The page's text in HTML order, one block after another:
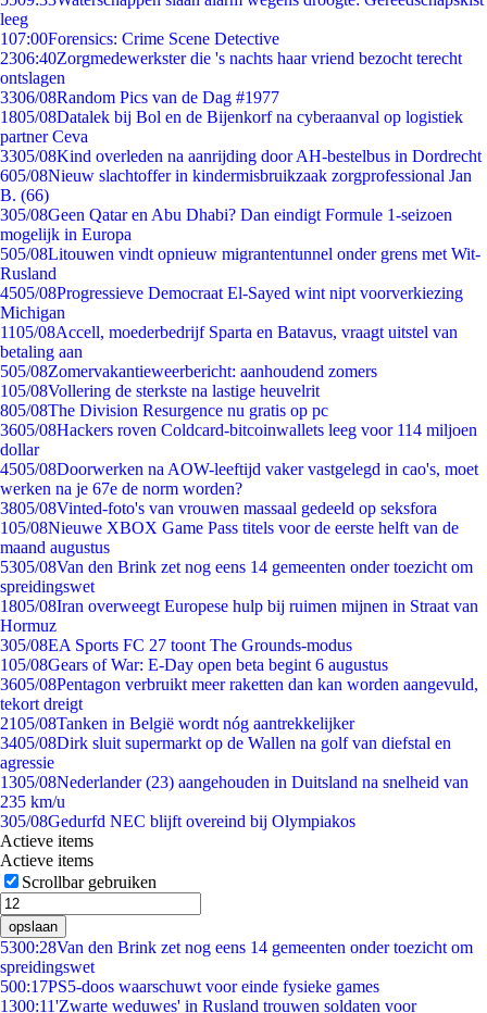
leeg
107:00Forensics: Crime Scene Detective
2306:40Zorgmedewerkster die 's nachts haar vriend bezocht terecht
ontslagen
3306/08Random Pics van de Dag #1977
1805/08Datalek bij Bol en de Bijenkorf na cyberaanval op logistiek
partner Ceva
3305/08Kind overleden na aanrijding door AH-bestelbus in Dordrecht
605/08Nieuw slachtoffer in kindermisbruikzaak zorgprofessional Jan
B. (66)
305/08Geen Qatar en Abu Dhabi? Dan eindigt Formule 1-seizoen
mogelijk in Europa
505/08Litouwen vindt opnieuw migrantentunnel onder grens met Wit-
Rusland
4505/08Progressieve Democraat El-Sayed wint nipt voorverkiezing
Michigan
1105/08Accell, moederbedrijf Sparta en Batavus, vraagt uitstel van
betaling aan
505/08Zomervakantieweerbericht: aanhoudend zomers
105/08Vollering de sterkste na lastige heuvelrit
805/08The Division Resurgence nu gratis op pc
3605/08Hackers roven Coldcard-bitcoinwallets leeg voor 114 miljoen
dollar
4505/08Doorwerken na AOW-leeftijd vaker vastgelegd in cao's, moet
werken na je 67e de norm worden?
3805/08Vinted-foto's van vrouwen massaal gedeeld op seksfora
105/08Nieuwe XBOX Game Pass titels voor de eerste helft van de
maand augustus
5305/08Van den Brink zet nog eens 14 gemeenten onder toezicht om
spreidingswet
1805/08Iran overweegt Europese hulp bij ruimen mijnen in Straat van
Hormuz
305/08EA Sports FC 27 toont The Grounds-modus
105/08Gears of War: E-Day open beta begint 6 augustus
3605/08Pentagon verbruikt meer raketten dan kan worden aangevuld,
tekort dreigt
2105/08Tanken in België wordt nóg aantrekkelijker
3405/08Dirk sluit supermarkt op de Wallen na golf van diefstal en
agressie
1305/08Nederlander (23) aangehouden in Duitsland na snelheid van
235 km/u
305/08Gedurfd NEC blijft overeind bij Olympiakos
Actieve items
Actieve items
Scrollbar gebruiken
opslaan
5300:28Van den Brink zet nog eens 14 gemeenten onder toezicht om
spreidingswet
500:17PS5-doos waarschuwt voor einde fysieke games
1300:11'Zwarte weduwes' in Rusland trouwen soldaten voor